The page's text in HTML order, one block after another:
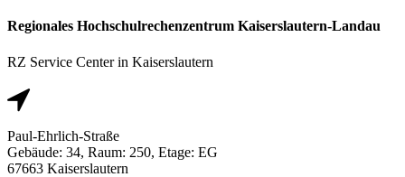
Regionales Hochschulrechenzentrum Kaiserslautern-Landau
RZ Service Center in Kaiserslautern
Paul-Ehrlich-Straße
Gebäude: 34, Raum: 250, Etage: EG
67663 Kaiserslautern